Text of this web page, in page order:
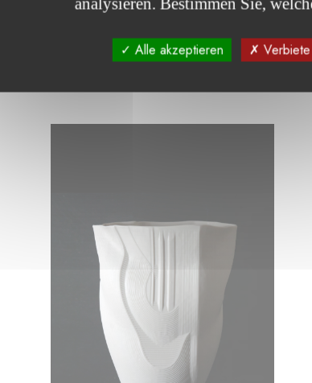
Bildnachweis: Anni Mertens, Tangerine
Alle akzeptieren